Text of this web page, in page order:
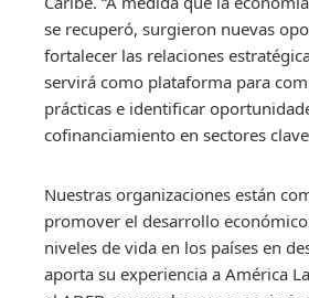
se recuperó, surgieron nuevas
fortalecer las relaciones
servirá como plataforma para
prácticas e identificar
cofinanciamiento en sectores
Nuestras organizaciones están
promover el desarrollo
niveles de vida en los países en
aporta su experiencia a América